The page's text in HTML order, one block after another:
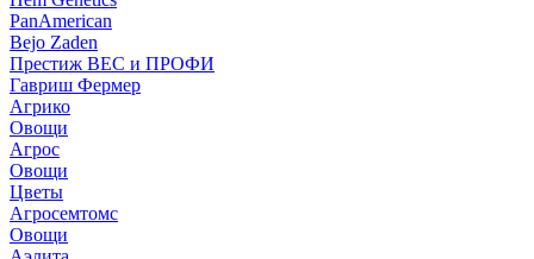
PanAmerican
Bejo Zaden
Престиж ВЕС и ПРОФИ
Гавриш Фермер
Агрико
Овощи
Агрос
Овощи
Цветы
Агросемтомс
Овощи